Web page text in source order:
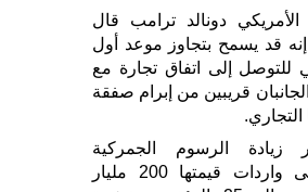
دونالد ترامب قال
إنه قد يسمح بتجاوز موعد أول
للتوصل إلى اتفاق تجارة مع
قريبين من إبرام صفقة
التجاري.
زيادة الرسوم الجمركية
الأمريكية على واردات قيمتها 200 مليار